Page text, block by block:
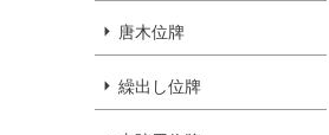
唐木位牌
繰出し位牌